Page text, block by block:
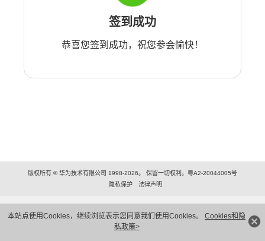
本站点使用Cookies，继续浏览表示您同意我们使用Cookies。 Cookies和隐
私政策>
签到成功
恭喜您签到成功，祝您参会愉快！
版权所有 © 华为技术有限公司 1998-2026。 保留一切权利。粤A2-20044005号
隐私保护
法律声明